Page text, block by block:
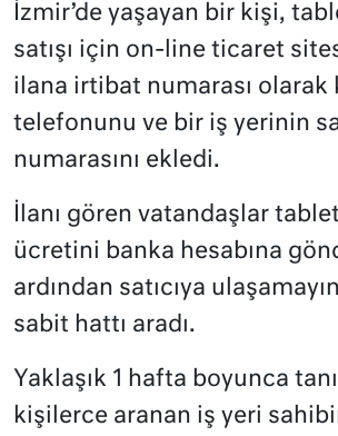
İzmir’de yaşayan bir kişi,
satışı için on-line ticaret
ilana irtibat numarası olarak
telefonunu ve bir iş yerinin
numarasını ekledi.
İlanı gören vatandaşlar
ücretini banka hesabına
ardından satıcıya
sabit hattı aradı.
Yaklaşık 1 hafta boyunca
kişilerce aranan iş yeri